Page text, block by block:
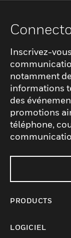
Inscrivez-
notamment
informations
des
promotions
téléphone,
PRODUCTS
LOGICIEL